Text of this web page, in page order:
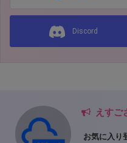
Discord
えすご
お気に入り